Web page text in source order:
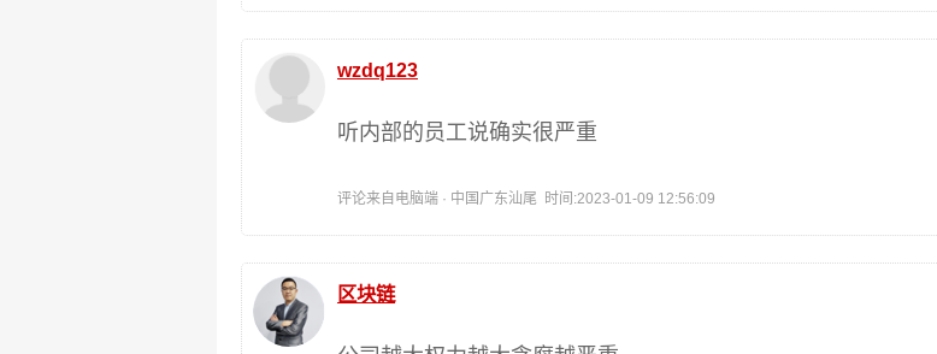
wzdq123
听内部的员工说确实很严重
评论来自电脑端 · 中国广东汕尾 时间:2023-01-09 12:56:09
区块链